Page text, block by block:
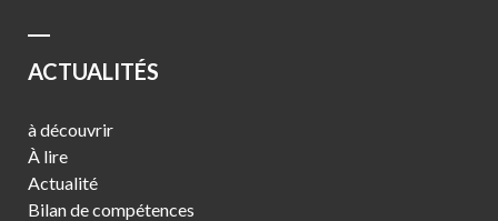
ACTUALITÉS
à découvrir
À lire
Actualité
Bilan de compétences